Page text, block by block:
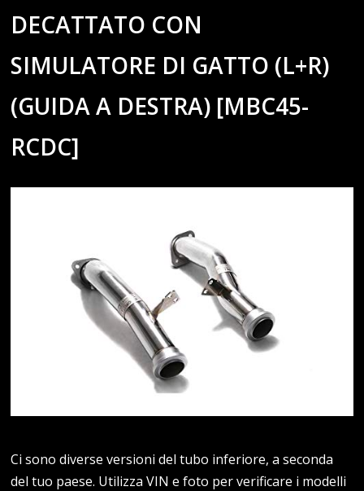
DECATTATO CON
SIMULATORE DI GATTO (L+R)
(GUIDA A DESTRA) [MBC45-
RCDC]
Ci sono diverse versioni del tubo inferiore, a seconda
del tuo paese. Utilizza VIN e foto per verificare i modelli